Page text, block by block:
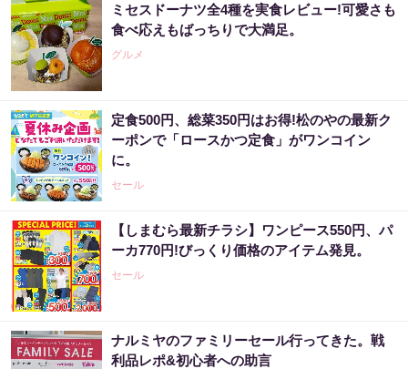
ミセスドーナツ全4種を実食レビュー!可愛さも
食べ応えもばっちりで大満足。
グルメ
定食500円、総菜350円はお得!松のやの最新ク
ーポンで「ロースかつ定食」がワンコイン
に。
セール
【しまむら最新チラシ】ワンピース550円、パ
ーカ770円!びっくり価格のアイテム発見。
セール
ナルミヤのファミリーセール行ってきた。戦
利品レポ&初心者への助言